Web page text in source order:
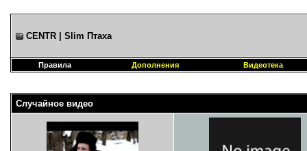
CENTR | Slim Птаха
Правила Дополнения Видеотека
Случайное видео